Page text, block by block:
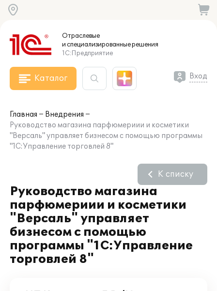
Отраслевые
и специализированныерешения
1С:Предприятие
Каталог Вход
Главная
Внедрения
Руководство магазина парфюмериии и косметики
"Версаль" управляет бизнесом с помощью программы
"1С:Управление торговлей 8"
Руководство магазина
парфюмериии и косметики
"Версаль" управляет
бизнесом с помощью
программы "1С:Управление
торговлей 8"
К списку